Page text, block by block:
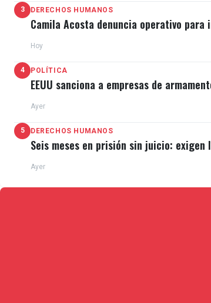
3 DERECHOS HUMANOS
Camila Acosta denuncia operativo
Hoy
4 POLÍTICA
EEUU sanciona a empresas de
Ayer
5 DERECHOS HUMANOS
Seis meses en prisión sin juicio:
Ayer